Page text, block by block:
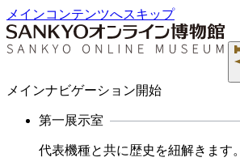
メインコンテンツへスキップ
メインナビゲーション開始
第一展示室
代表機種と共に歴史を紐解きます。